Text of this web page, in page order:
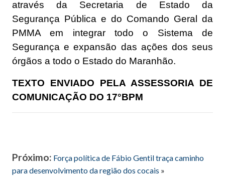
através da Secretaria de Estado da
Segurança Pública e do Comando Geral da
PMMA em integrar todo o Sistema de
Segurança e expansão das ações dos seus
órgãos a todo o Estado do Maranhão.
TEXTO ENVIADO PELA ASSESSORIA DE
COMUNICAÇÃO DO 17°BPM
Próximo: Força política de Fábio Gentil traça caminho
para desenvolvimento da região dos cocais »